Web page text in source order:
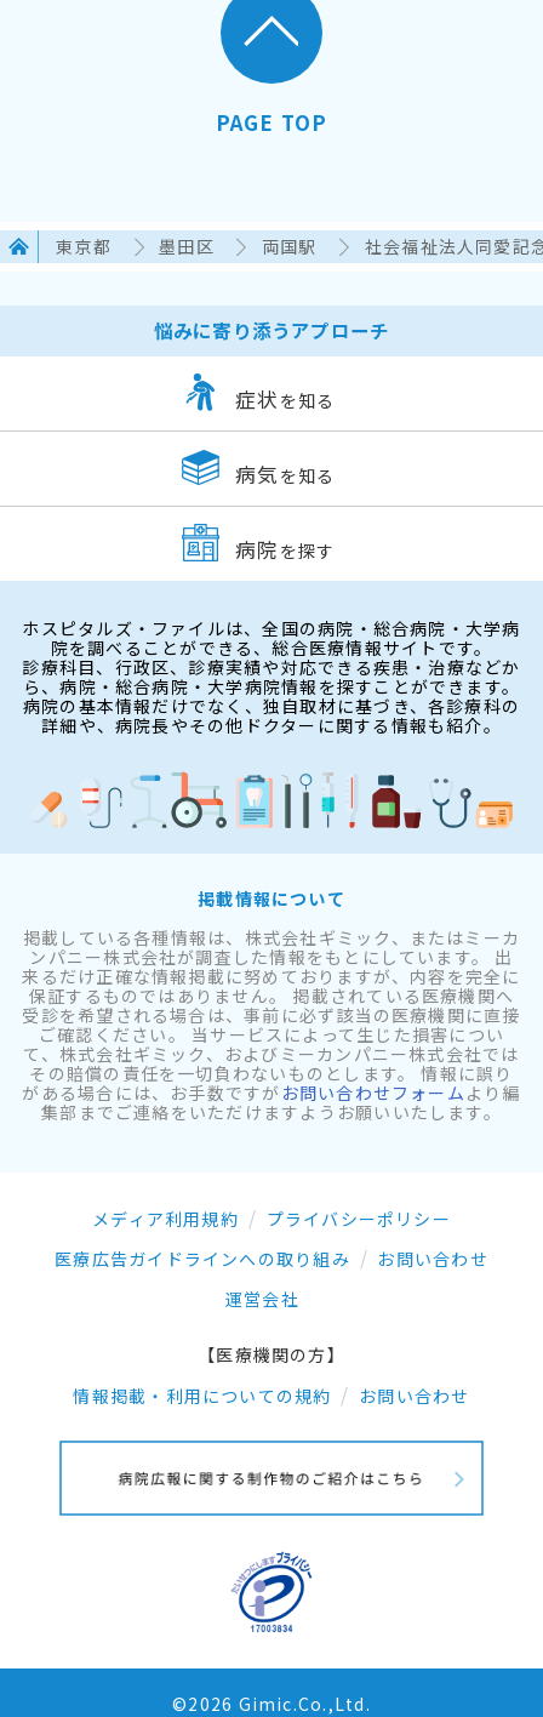
PAGE TOP
東京都 墨田区 両国駅 社会福祉法人同愛記
悩みに寄り添うアプローチ
症状 を知る
病気 を知る
病院 を探す
ホスピタルズ・ファイルは、全国の病院・総合病院・大学病
院を調べることができる、総合医療情報サイトです。
診療科目、行政区、診療実績や対応できる疾患・治療などか
ら、病院・総合病院・大学病院情報を探すことができます。
病院の基本情報だけでなく、独自取材に基づき、各診療科の
詳細や、病院長やその他ドクターに関する情報も紹介。
掲載情報について
掲載している各種情報は、株式会社ギミック、またはミーカ
ンパニー株式会社が調査した情報をもとにしています。 出
来るだけ正確な情報掲載に努めておりますが、内容を完全に
保証するものではありません。 掲載されている医療機関へ
受診を希望される場合は、事前に必ず該当の医療機関に直接
ご確認ください。 当サービスによって生じた損害につい
て、株式会社ギミック、およびミーカンパニー株式会社では
その賠償の責任を一切負わないものとします。 情報に誤り
がある場合には、お手数ですが お問い合わせフォーム より編
集部までご連絡をいただけますようお願いいたします。
メディア利用規約
プライバシーポリシー
医療広告ガイドラインへの取り組み
お問い合わせ
運営会社
【医療機関の方】
情報掲載・利用についての規約
お問い合わせ
©2026 Gimic.Co.,Ltd.